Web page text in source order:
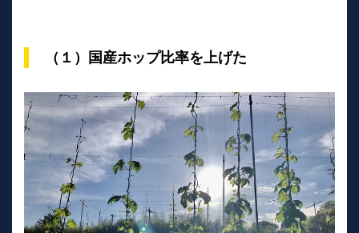
（１）国産ホップ比率を上げた